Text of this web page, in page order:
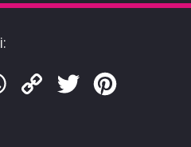
WhatsApp
Copy
Twitter